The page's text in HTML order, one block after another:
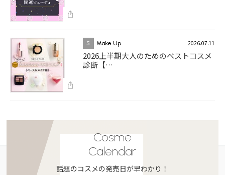
5 Make Up 2026.07.11
2026上半期大人のためのベストコスメ
診断【…
Cosme
Calendar
話題のコスメの発売日が早わかり！